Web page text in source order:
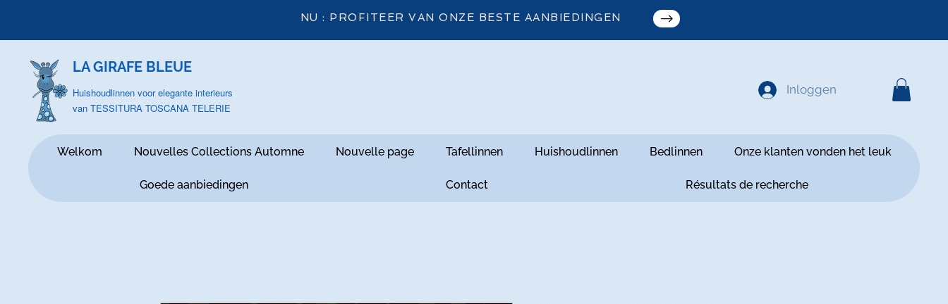
NU : PROFITEER VAN ONZE BESTE AANBIEDINGEN
LA GIRAFE BLEUE
Huishoudlinnen voor elegante interieurs
van TESSITURA TOSCANA TELERIE
Inloggen
Welkom Nouvelles Collections Automne Nouvelle page Tafellinnen Huishoudlinnen Bedlinnen Onze klanten vonden het leuk
Goede aanbiedingen Contact Résultats de recherche